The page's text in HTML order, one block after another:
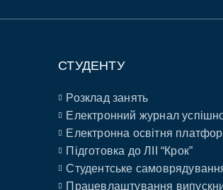
СТУДЕНТУ
Розклад занять
Електронний журнал
Електронна освітня
Підготовка до ЛІІ “Крок”
Студентське
Працевлаштування